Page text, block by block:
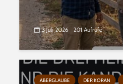
3 Juli 2026 201 Aufrufe
ABERGLAUBE DER KORAN